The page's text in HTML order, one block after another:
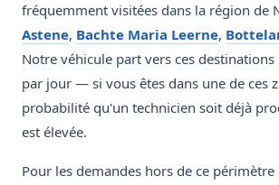
fréquemment visitées dans la région de
Astene, Bachte Maria Leerne,
Notre véhicule part vers ces
par jour — si vous êtes dans une de ces
probabilité qu'un technicien soit déjà
est élevée.
Pour les demandes hors de ce